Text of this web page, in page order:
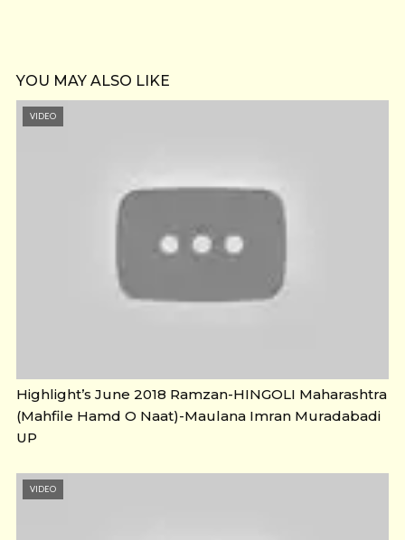
YOU MAY ALSO LIKE
VIDEO
Highlight’s June 2018 Ramzan-HINGOLI Maharashtra
(Mahfile Hamd O Naat)-Maulana Imran Muradabadi
UP
VIDEO